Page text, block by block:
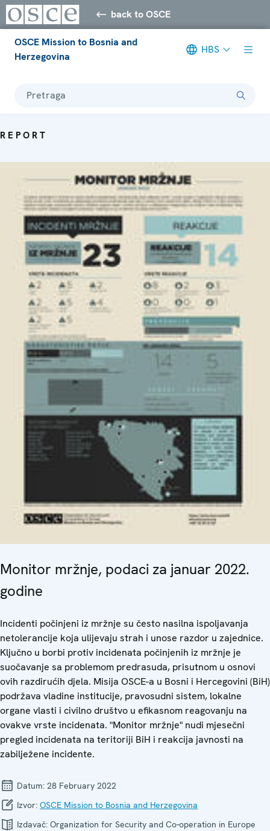
back to OSCE
OSCE Mission to Bosnia and
Herzegovina
HBS
Pretraga
REPORT
Monitor mržnje, podaci za januar 2022.
godine
Incidenti počinjeni iz mržnje su često nasilna ispoljavanja
netolerancije koja ulijevaju strah i unose razdor u zajednice.
Ključno u borbi protiv incidenata počinjenih iz mržnje je
suočavanje sa problemom predrasuda, prisutnom u osnovi
ovih razdirućih djela. Misija OSCE-a u Bosni i Hercegovini (BiH)
podržava vladine institucije, pravosudni sistem, lokalne
organe vlasti i civilno društvo u efikasnom reagovanju na
ovakve vrste incidenata. "Monitor mržnje" nudi mjesečni
pregled incidenata na teritoriji BiH i reakcija javnosti na
zabilježene incidente.
Datum: 28 February 2022
Izvor: OSCE Mission to Bosnia and Herzegovina
Izdavač: Organization for Security and Co-operation in Europe